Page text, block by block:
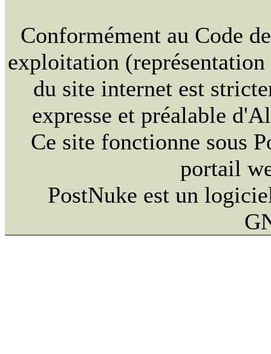
Conformément au Code
exploitation
du site internet est
expresse et préalable
Ce site fonctionne sous
portail
PostNuke est un